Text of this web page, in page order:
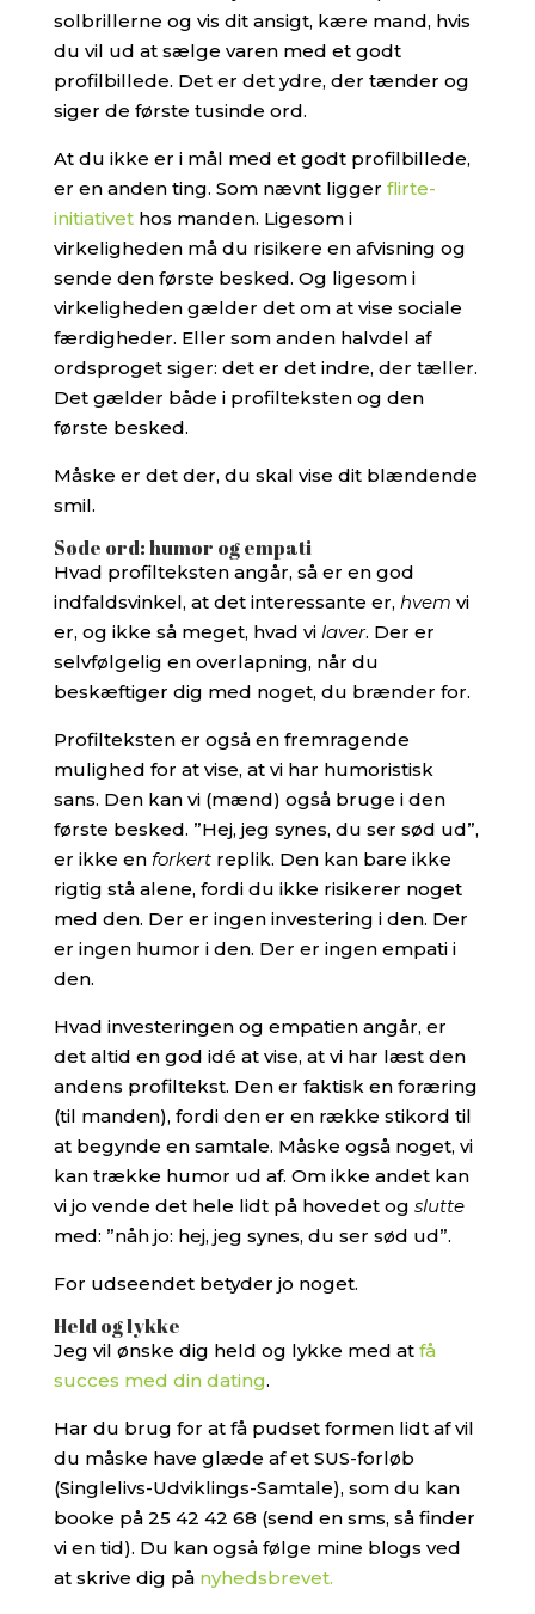
solbrillerne og vis dit ansigt, kære mand, hvis
du vil ud at sælge varen med et godt
profilbillede. Det er det ydre, der tænder og
siger de første tusinde ord.
At du ikke er i mål med et godt profilbillede,
er en anden ting. Som nævnt ligger flirte-
initiativethos manden. Ligesom i
virkeligheden må du risikere en afvisning og
sende den første besked. Og ligesom i
virkeligheden gælder det om at vise sociale
færdigheder. Eller som anden halvdel af
ordsproget siger: det er det indre, der tæller.
Det gælder både i profilteksten og den
første besked.
Måske er det der, du skal vise dit blændende
smil.
Søde ord: humor og empati
Hvad profilteksten angår, så er en god
indfaldsvinkel, at det interessante er, hvem vi
er, og ikke så meget, hvad vi laver. Der er
selvfølgelig en overlapning, når du
beskæftiger dig med noget, du brænder for.
Profilteksten er også en fremragende
mulighed for at vise, at vi har humoristisk
sans. Den kan vi (mænd) også bruge i den
første besked. ”Hej, jeg synes, du ser sød ud”,
er ikke en forkertreplik. Den kan bare ikke
rigtig stå alene, fordi du ikke risikerer noget
med den. Der er ingen investering i den. Der
er ingen humor i den. Der er ingen empati i
den.
Hvad investeringen og empatien angår, er
det altid en god idé at vise, at vi har læst den
andens profiltekst. Den er faktisk en foræring
(til manden), fordi den er en række stikord til
at begynde en samtale. Måske også noget, vi
kan trække humor ud af. Om ikke andet kan
vi jo vende det hele lidt på hovedet og slutte
med: ”nåh jo: hej, jeg synes, du ser sød ud”.
For udseendet betyder jo noget.
Held og lykke
Jeg vil ønske dig held og lykke med at få
succes med din dating.
Har du brug for at få pudset formen lidt af vil
du måske have glæde af et SUS-forløb
(Singlelivs-Udviklings-Samtale), som du kan
booke på 25 42 42 68 (send en sms, så finder
vi en tid). Du kan også følge mine blogs ved
at skrive dig på nyhedsbrevet.